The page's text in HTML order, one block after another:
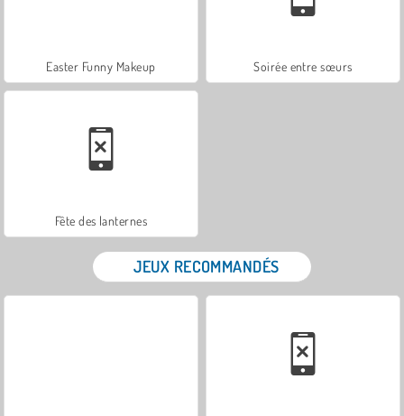
Easter Funny Makeup Soirée entre sœurs
Fête des lanternes
JEUX RECOMMANDÉS